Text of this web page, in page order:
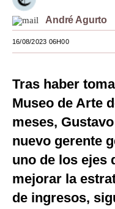
Moda
Estilos
Mundo
EEUU
México
España
Tecnología
Club del Suscriptor
André Agurto
16/08/2023 06H00
Tras haber
Museo de Arte
meses,
nuevo gerente
uno de los ejes
mejorar la
de ingresos,